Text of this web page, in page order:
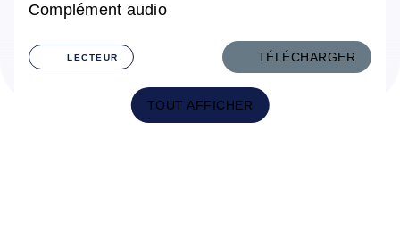
Complément audio
LECTEUR TÉLÉCHARGER
TOUT AFFICHER